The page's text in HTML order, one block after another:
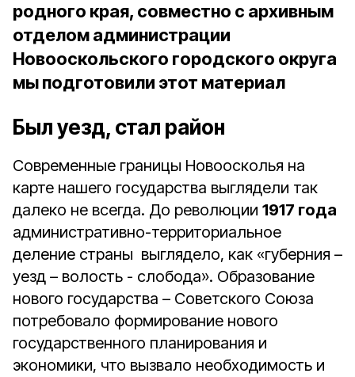
родного края, совместно с архивным
отделом администрации
Новооскольского городского округа
мы подготовили этот материал
Был уезд, стал район
Современные границы Новоосколья на
карте нашего государства выглядели так
далеко не всегда. До революции 1917 года
административно-территориальное
деление страны выглядело, как «губерния –
уезд – волость - слобода». Образование
нового государства – Советского Союза
потребовало формирование нового
государственного планирования и
экономики, что вызвало необходимость и